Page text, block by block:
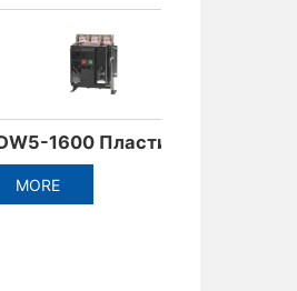
ADM6RT / T Терморегулируемый автоматический выключатель в формованном корпусе